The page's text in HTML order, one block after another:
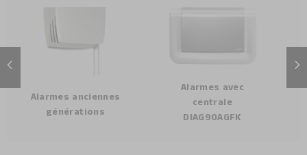
Alarmes anciennes
générations
Alarmes avec
centrale
DIAG90AGFK